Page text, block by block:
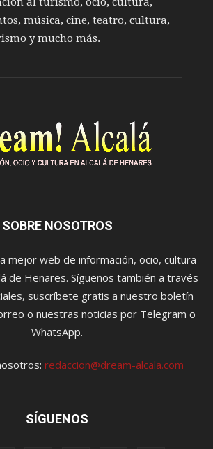
música, cine, teatro, cultura,
y mucho más.
SOBRE NOSOTROS
mejor web de información, ocio, cultura
de Henares. Síguenos también a través
suscríbete gratis a nuestro boletín
o nuestras noticias por Telegram o
WhatsApp.
redaccion@dream-alcala.com
SÍGUENOS